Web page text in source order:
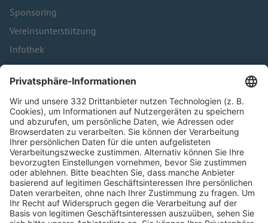
Sponsoring
Vereinsunterstützung
Infothek
Kontakt
HÄUFIG BESUCHTE SEITEN
Pässe und Vereinswechsel
Trainerausbildung
Schulungsangebot Vereinsmitarbeiter
BFV-Geschäftsstellen
Trainerbörse
Login SpielPlus